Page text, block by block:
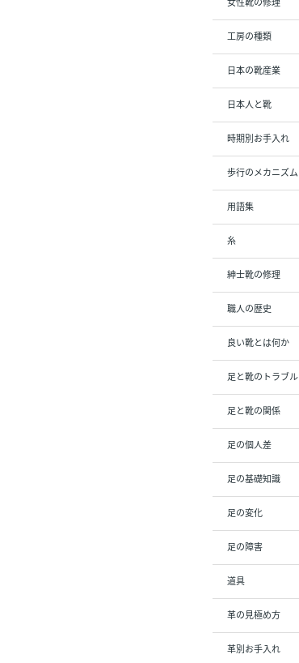
女性靴の修理
工房の種類
日本の靴産業
日本人と靴
時期別お手入れ
歩行のメカニズム
用語集
糸
紳士靴の修理
職人の歴史
良い靴とは何か
足と靴のトラブル
足と靴の関係
足の個人差
足の基礎知識
足の変化
足の障害
道具
革の見極め方
革別お手入れ